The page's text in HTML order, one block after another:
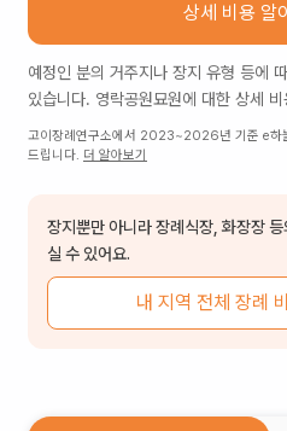
상세 비용 알
예정인 분의 거주지나 장지 유형 등에
있습니다. 영락공원묘원에 대한 상세
고이장례연구소에서 2023~2026년 기준 e하
드립니다. 더 알아보기
장지뿐만 아니라 장례식장, 화장장
실 수 있어요.
내 지역 전체 장례